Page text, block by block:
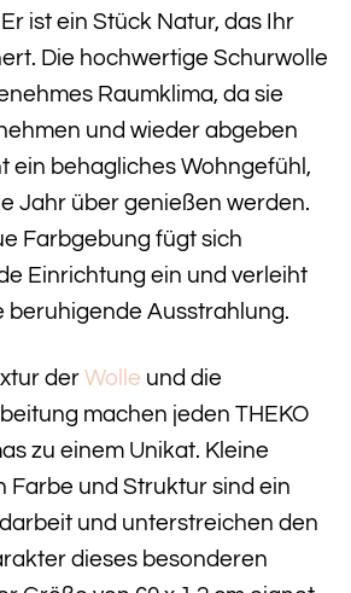
ist ein Stück Natur, das Ihr
Die hochwertige Schurwolle
Raumklima, da sie
und wieder abgeben
ein behagliches Wohngefühl,
Jahr über genießen werden.
Farbgebung fügt sich
Einrichtung ein und verleiht
beruhigende Ausstrahlung.
der Wolle und die
machen jeden THEKO
zu einem Unikat. Kleine
Farbe und Struktur sind ein
und unterstreichen den
dieses besonderen